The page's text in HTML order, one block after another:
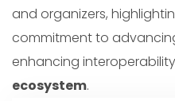
and organizers,
commitment to
enhancing
ecosystem.